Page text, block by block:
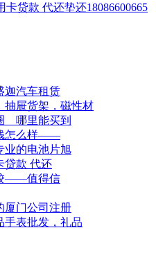
贷款 代还垫还18086600665
迦汽车租赁
抽屉货架，磁性材
哪里能买到
怎么样——
业的电池片旭
贷款 代还
——值得信
厦门公司注册
手表批发，礼品